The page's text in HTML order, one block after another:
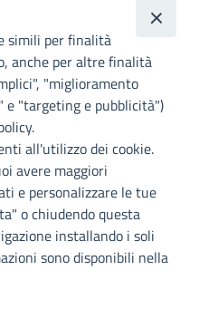
di
a rendere il proprio sito
10 agosto 2018, n°106
simili per finalità
anche per altre finalità
"miglioramento
e "targeting e pubblicità")
all'utilizzo dei cookie.
avere maggiori
e personalizzare le tue
o chiudendo questa
installando i soli
sono disponibili nella